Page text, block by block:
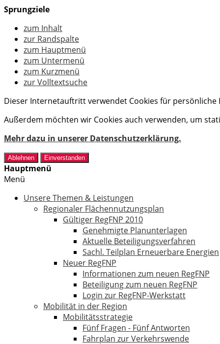
Sprungziele
zum Inhalt
zur Randspalte
zum Hauptmenü
zum Untermenü
zum Kurzmenü
zur Volltextsuche
Dieser Internetauftritt verwendet Cookies für
Außerdem möchten wir Cookies auch verwenden, um
Mehr dazu in unserer Datenschutzerklärung.
Ablehnen Einverstanden
Hauptmenü
Menü
Unsere Themen & Leistungen
Regionaler Flächennutzungsplan
Gültiger RegFNP 2010
Genehmigte Planunterlagen
Aktuelle Beteiligungsverfahren
Sachl. Teilplan Erneuerbare Energien
Neuer RegFNP
Informationen zum neuen RegFNP
Beteiligung zum neuen RegFNP
Login zur RegFNP-Werkstatt
Mobilität in der Region
Mobilitätsstrategie
Fünf Fragen - Fünf Antworten
Fahrplan zur Verkehrswende